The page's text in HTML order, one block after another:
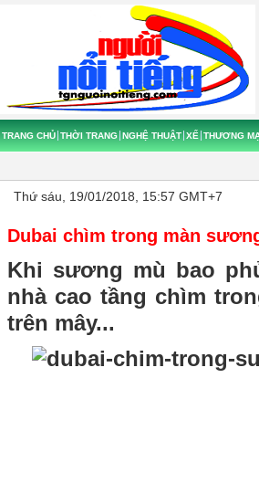
TRANG CHỦ THỜI TRANG NGHỆ THUẬT XẾ THƯƠNG
Thứ sáu, 19/01/2018, 15:57 GMT+7
Dubai chìm trong màn
Khi sương mù bao
nhà cao tầng chìm
trên mây...